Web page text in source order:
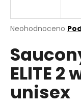
Průměrné
produktu
je
0,0
5
hvězdiček.
Neohodnoceno
ELITE
unisex
j
t
?